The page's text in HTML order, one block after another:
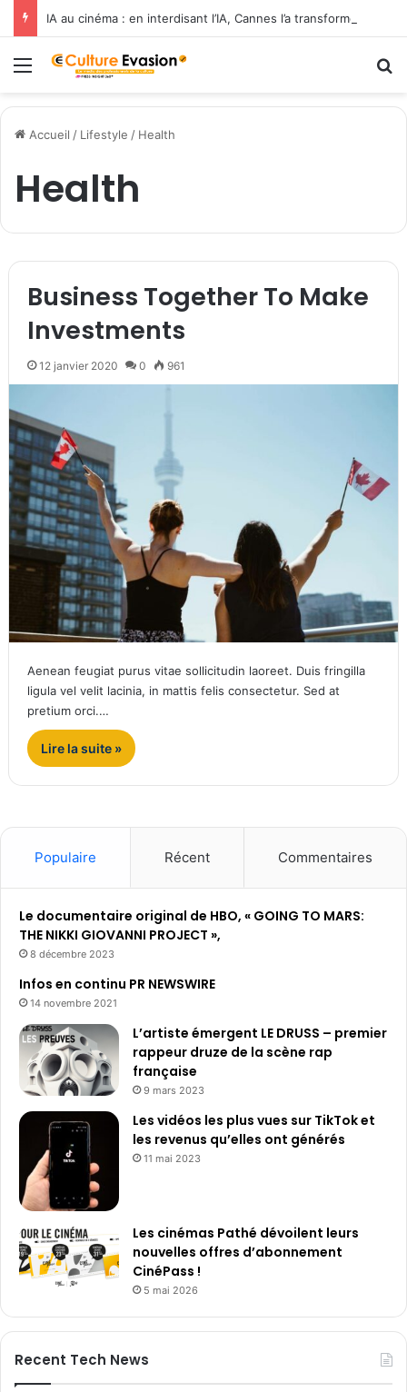
Menu
Accueil / Lifestyle / Health
Health
Business Together To Make
Investments
12 janvier 2020 0 961
Aenean feugiat purus vitae sollicitudin laoreet. Duis fringilla
ligula vel velit lacinia, in mattis felis consectetur. Sed at
pretium orci.…
Lire la suite »
Populaire Récent Commentaires
Le documentaire original de HBO, « GOING TO MARS:
THE NIKKI GIOVANNI PROJECT »,
8 décembre 2023
Infos en continu PR NEWSWIRE
14 novembre 2021
L’artiste émergent LE DRUSS – premier
rappeur druze de la scène rap
française
9 mars 2023
Les vidéos les plus vues sur TikTok et
les revenus qu’elles ont générés
11 mai 2023
Les cinémas Pathé dévoilent leurs
nouvelles offres d’abonnement
CinéPass !
5 mai 2026
Recent Tech News